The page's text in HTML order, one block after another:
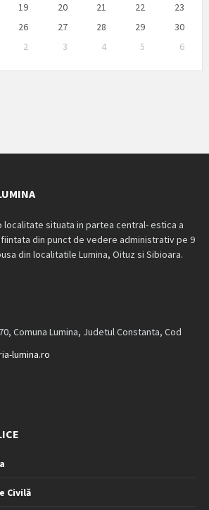
19 20 21 22
23
26 27 28 29
30
2 3 4 5
6
localitate situata in partea central- estica a
din punct de vedere administrativ pe 9
din localitatile Lumina, Oituz si Sibioara.
Comuna Lumina, Judetul Constanta, Cod
lumina.ro
Civilă